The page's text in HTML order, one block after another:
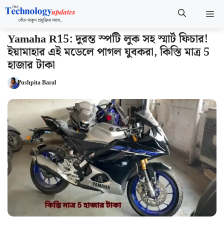
Skip
content
Yamaha R15: দুরন্ত স্পটি লুক সহ স্মার্ট ফিচার!
ইয়ামাহার এই মডেলে পাগল যুবকরা, কিস্তি মাত্র 5
হাজার টাকা
Pushpita Baral